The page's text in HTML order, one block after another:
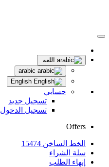
اللغة
حسابي
تسجيل جديد
تسجيل الدخول
Offers
الخط الساخن 15474
سلة الشراء
إنهاء الطلب